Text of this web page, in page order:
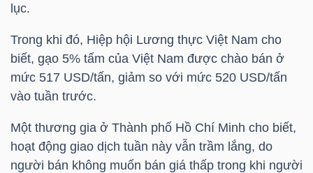
lục.
Trong khi đó, Hiệp hội Lương thực Việt Nam cho
biết, gạo 5% tấm của Việt Nam được chào bán ở
mức 517 USD/tấn, giảm so với mức 520 USD/tấn
vào tuần trước.
Một thương gia ở Thành phố Hồ Chí Minh cho biết,
hoạt động giao dịch tuần này vẫn trầm lắng, do
người bán không muốn bán giá thấp trong khi người
TÀI
CHÍNH
CÁ
NHÂN
PHÂN
TÍCH